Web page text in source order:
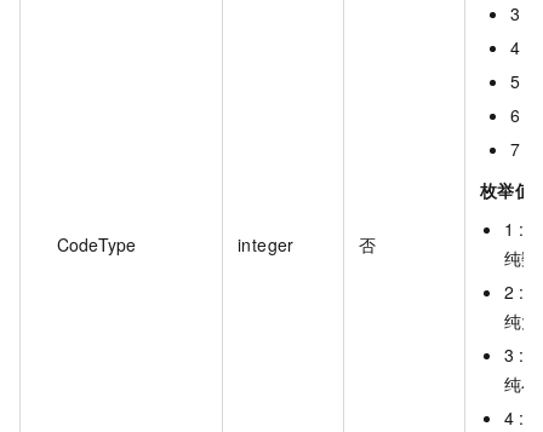
CodeType integer 否
3：
4：
5：
6：
7：
枚举值
1 :
纯
2 :
纯
3 :
纯
4 :